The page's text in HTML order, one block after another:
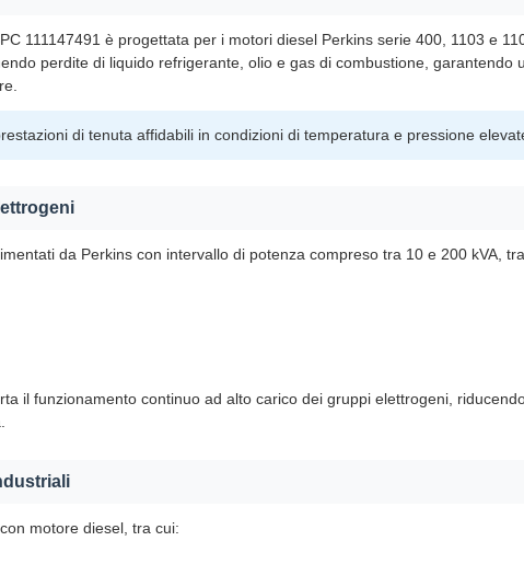
111147491 è progettata per i motori diesel Perkins serie 400, 1103 e
perdite di liquido refrigerante, olio e gas di combustione, garantendo
di tenuta affidabili in condizioni di temperatura e pressione
da Perkins con intervallo di potenza compreso tra 10 e 200 kVA,
il funzionamento continuo ad alto carico dei gruppi elettrogeni,
motore diesel, tra cui: